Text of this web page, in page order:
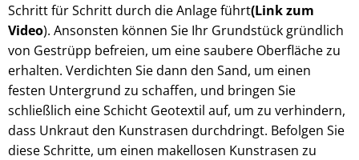
Schritt für Schritt durch die Anlage führt(Link zum
Video). Ansonsten können Sie Ihr Grundstück gründlich
von Gestrüpp befreien, um eine saubere Oberfläche zu
erhalten. Verdichten Sie dann den Sand, um einen
festen Untergrund zu schaffen, und bringen Sie
schließlich eine Schicht Geotextil auf, um zu verhindern,
dass Unkraut den Kunstrasen durchdringt. Befolgen Sie
diese Schritte, um einen makellosen Kunstrasen zu